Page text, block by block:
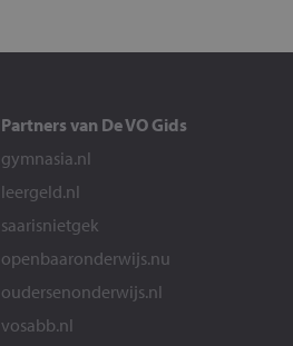
Partners van De VO Gids
gymnasia.nl
leergeld.nl
saarisnietgek
openbaaronderwijs.nu
oudersenonderwijs.nl
vosabb.nl